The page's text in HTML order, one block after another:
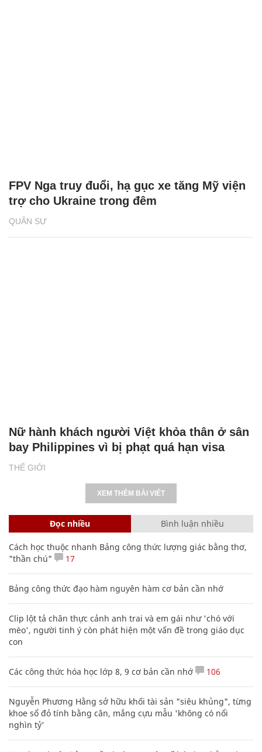
QUÂN SỰ
FPV Nga truy đuổi, hạ gục xe tăng Mỹ viện
trợ cho Ukraine trong đêm
THẾ GIỚI
Nữ hành khách người Việt khỏa thân ở sân
bay Philippines vì bị phạt quá hạn visa
XEM THÊM BÀI VIẾT
Đọc nhiều Bình luận nhiều
Cách học thuộc nhanh Bảng công thức lượng giác bằng thơ,
"thần chú"
17
Bảng công thức đạo hàm nguyên hàm cơ bản cần nhớ
Clip lột tả chân thực cảnh anh trai và em gái như 'chó với
mèo', người tinh ý còn phát hiện một vấn đề trong giáo dục
con
Các công thức hóa học lớp 8, 9 cơ bản cần nhớ 106
Nguyễn Phương Hằng sở hữu khối tài sản "siêu khủng", từng
khoe sổ đỏ tính bằng cân, mắng cựu mẫu 'không có nổi
nghìn tỷ'